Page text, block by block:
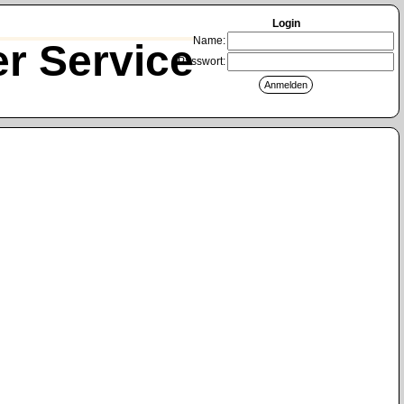
Service
Login
Name:
Passwort: